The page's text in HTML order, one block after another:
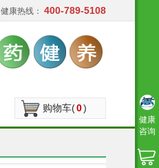
健康热线： 400-789-5108
购物车(0)
健康
咨询